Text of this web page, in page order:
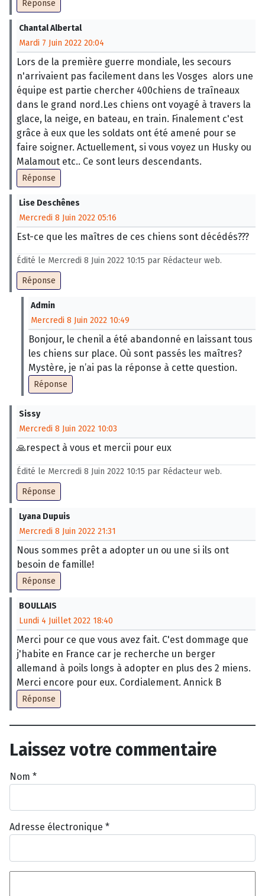
Réponse
Chantal Albertal
Mardi 7 Juin 2022 20:04
Lors de la première guerre mondiale, les secours
n'arrivaient pas facilement dans les Vosges alors une
équipe est partie chercher 400chiens de traîneaux
dans le grand nord.Les chiens ont voyagé à travers la
glace, la neige, en bateau, en train. Finalement c'est
grâce à eux que les soldats ont été amené pour se
faire soigner. Actuellement, si vous voyez un Husky ou
Malamout etc.. Ce sont leurs descendants.
Réponse
Lise Deschênes
Mercredi 8 Juin 2022 05:16
Est-ce que les maîtres de ces chiens sont décédés???
Édité le Mercredi 8 Juin 2022 10:15 par Rédacteur web.
Réponse
Admin
Mercredi 8 Juin 2022 10:49
Bonjour, le chenil a été abandonné en laissant tous
les chiens sur place. Où sont passés les maîtres?
Mystère, je n’ai pas la réponse à cette question.
Réponse
Sissy
Mercredi 8 Juin 2022 10:03
🙏respect à vous et mercii pour eux
Édité le Mercredi 8 Juin 2022 10:15 par Rédacteur web.
Réponse
Lyana Dupuis
Mercredi 8 Juin 2022 21:31
Nous sommes prêt a adopter un ou une si ils ont
besoin de famille!
Réponse
BOULLAIS
Lundi 4 Juillet 2022 18:40
Merci pour ce que vous avez fait. C'est dommage que
j'habite en France car je recherche un berger
allemand à poils longs à adopter en plus des 2 miens.
Merci encore pour eux. Cordialement. Annick B
Réponse
Laissez votre commentaire
Nom *
Adresse électronique *